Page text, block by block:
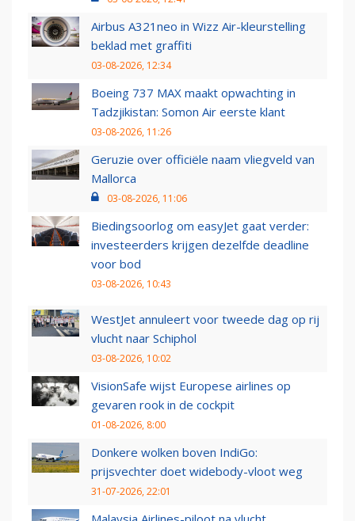
Airbus A321neo in Wizz Air-kleurstelling
beklad met graffiti
03-08-2026, 12:34
Boeing 737 MAX maakt opwachting in
Tadzjikistan: Somon Air eerste klant
03-08-2026, 11:26
Geruzie over officiële naam vliegveld van
Mallorca
03-08-2026, 11:06
Biedingsoorlog om easyJet gaat verder:
investeerders krijgen dezelfde deadline
voor bod
03-08-2026, 10:43
WestJet annuleert voor tweede dag op rij
vlucht naar Schiphol
03-08-2026, 10:02
VisionSafe wijst Europese airlines op
gevaren rook in de cockpit
01-08-2026, 8:00
Donkere wolken boven IndiGo:
prijsvechter doet widebody-vloot weg
31-07-2026, 22:01